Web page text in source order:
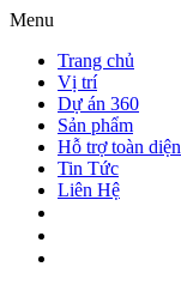
Menu
Trang chủ
Vị trí
Dự án 360
Sản phẩm
Hỗ trợ toàn diện
Tin Tức
Liên Hệ